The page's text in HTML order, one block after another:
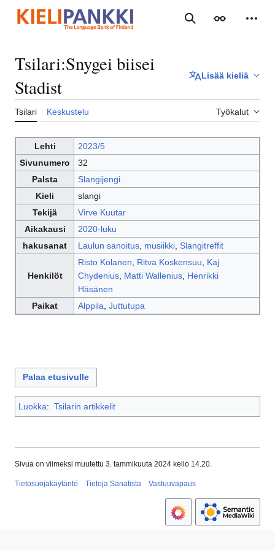
sisältöön
Haku Ulkoasu
Tsilari:Snygei biisei
Stadist
Lisää kieliä
Tsilari Keskustelu Työkalut
Lehti
2023/5
Sivunumero
32
Palsta
Slangijengi
Kieli
slangi
Tekijä
Virve Kuutar
Aikakausi
2020-luku
hakusanat
Laulun sanoitus, musiikki, Slangitreffit
Henkilöt
Risto Kolanen Ritva Koskensuu
Kaj
Chydenius, Matti Wallenius, Henrikki
Häsänen
Paikat
Alppila Juttutupa
Palaa etusivulle
Luokka: Tsilarin artikkelit
Sivua on viimeksi muutettu 3. tammikuuta 2024 kello 14.20.
Tietosuojakäytäntö Tietoja Sanatista Vastuuvapaus